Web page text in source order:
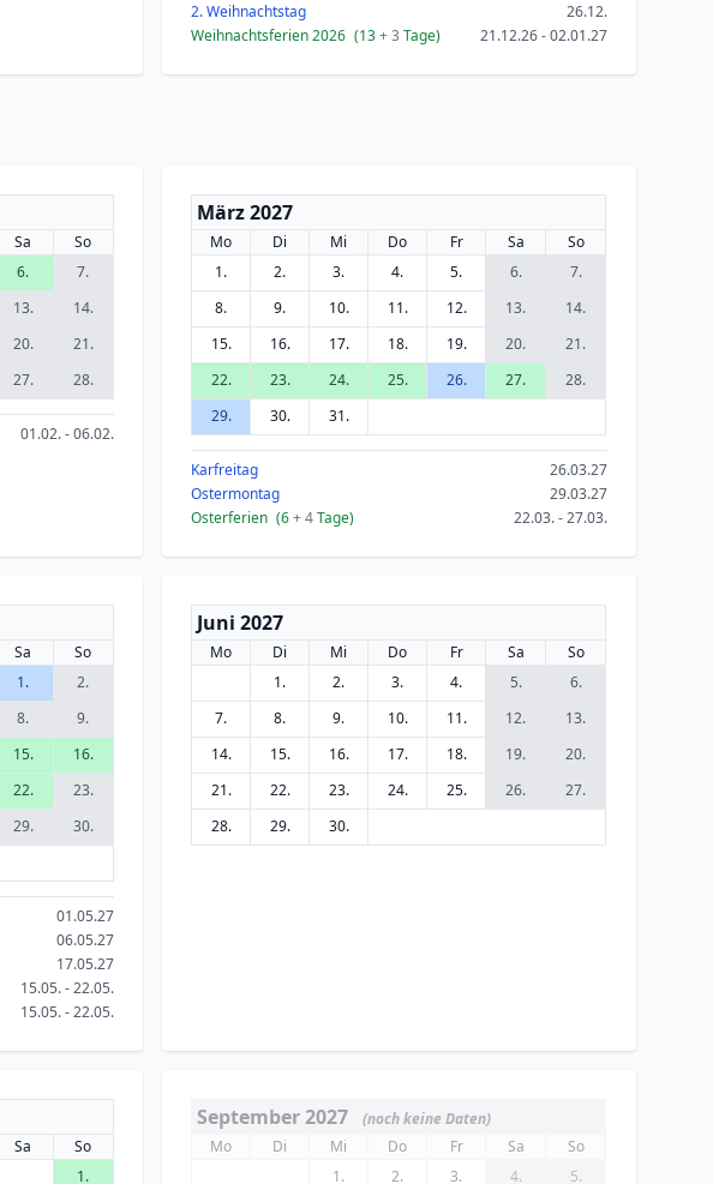
2. Weihnachtstag
26.12.
Weihnachtsferien 2026 (13+ 3 Tage) 21.12.26 - 02.01.27
Sa
So
6.
7.
13.
14.
20.
21.
27. 28.
01.02. - 06.02.
März 2027
Mo Di Mi Do Fr Sa
So
1.
2. 3. 4. 5. 6.
7.
8.
9. 10. 11. 12. 13.
14.
15.
16. 17. 18. 19. 20.
21.
22.
23. 24. 25. 26. 27.
28.
29.
30. 31.
Karfreitag
26.03.27
Ostermontag
29.03.27
Osterferien (6+ 4Tage) 22.03. - 27.03.
Sa
So
1.
2.
8.
9.
15.
16.
22.
23.
29.
30.
01.05.27
06.05.27
17.05.27
15.05. - 22.05.
15.05. - 22.05.
Juni 2027
Mo Di Mi Do Fr Sa
So
1.
2. 3. 4. 5.
6.
7.
8. 9. 10. 11. 12.
13.
14.
15. 16. 17. 18. 19.
20.
21.
22. 23. 24. 25. 26.
27.
28.
29. 30.
Sa
So
1.
September 2027
(noch keine Daten)
Mo
Di Mi Do Fr Sa
So
1.
2. 3. 4. 5.